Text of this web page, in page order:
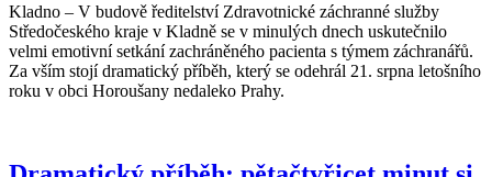
Kladno – V budově ředitelství Zdravotnické záchranné služby
Středočeského kraje v Kladně se v minulých dnech uskutečnilo
velmi emotivní setkání zachráněného pacienta s týmem záchranářů.
Za vším stojí dramatický příběh, který se odehrál 21. srpna letošního
roku v obci Horoušany nedaleko Prahy.